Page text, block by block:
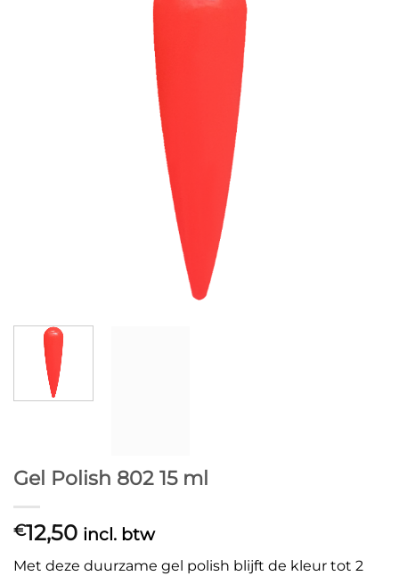
Gel Polish 802 15 ml
€12,50 incl. btw
Met deze duurzame gel polish blijft de kleur tot 2